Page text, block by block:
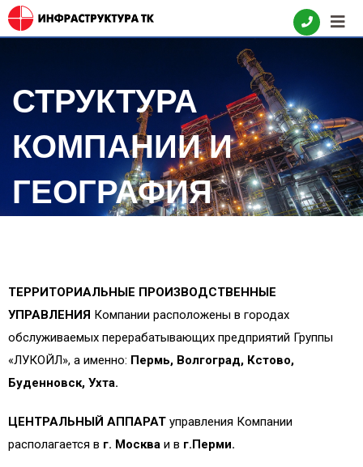
СТРУКТУРА
КОМПАНИИ И
ГЕОГРАФИЯ
ТЕРРИТОРИАЛЬНЫЕ ПРОИЗВОДСТВЕННЫЕ
УПРАВЛЕНИЯ Компании расположены в городах
обслуживаемых перерабатывающих предприятий Группы
«ЛУКОЙЛ», а именно: Пермь, Волгоград, Кстово,
Буденновск, Ухта.
ЦЕНТРАЛЬНЫЙ АППАРАТ управления Компании
располагается в г. Москва и в г.Перми.